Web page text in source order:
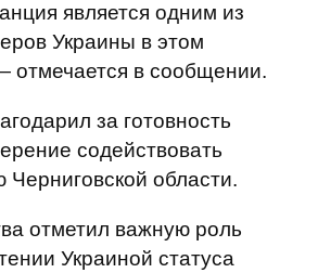
является одним из
Украины в этом
отмечается в сообщении.
за готовность
содействовать
Черниговской области.
отметил важную роль
Украиной статуса